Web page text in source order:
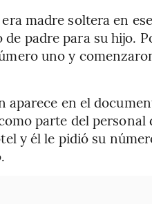
madre soltera en
padre para su hijo.
uno y
aparece en el
parte del personal
y él le pidió su